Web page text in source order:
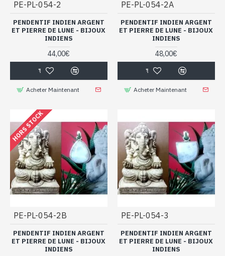
PE-PL-054-2
PENDENTIF INDIEN ARGENT
ET PIERRE DE LUNE - BIJOUX
INDIENS
44,00€
Acheter Maintenant
PE-PL-054-2A
PENDENTIF INDIEN ARGENT
ET PIERRE DE LUNE - BIJOUX
INDIENS
48,00€
Acheter Maintenant
HORS STOCK
PE-PL-054-2B
PENDENTIF INDIEN ARGENT
ET PIERRE DE LUNE - BIJOUX
INDIENS
PE-PL-054-3
PENDENTIF INDIEN ARGENT
ET PIERRE DE LUNE - BIJOUX
INDIENS